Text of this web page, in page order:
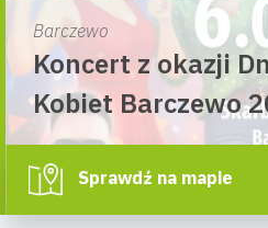
Barczewo
Koncert z okazji
Kobiet Barczewo
Sprawdź na mapie